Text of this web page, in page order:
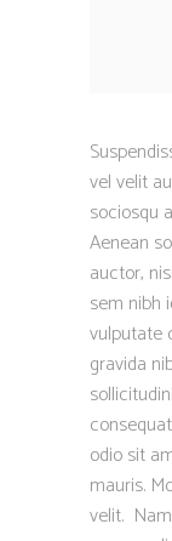
vel velit
sociosqu
Aenean
auctor,
sem nibh
vulputate
gravida
odio sit
mauris.
velit.